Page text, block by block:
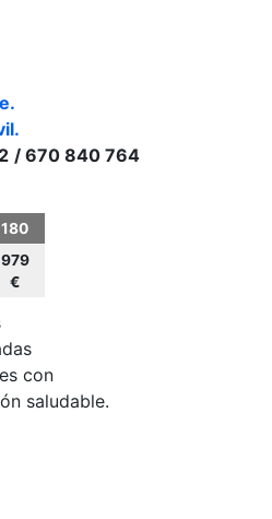
/ 670 840 764
180
979
€
con
saludable.